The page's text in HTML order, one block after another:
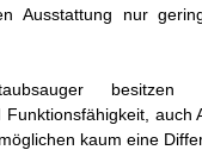
Ausstattung nur
besitzen
auch
kaum eine